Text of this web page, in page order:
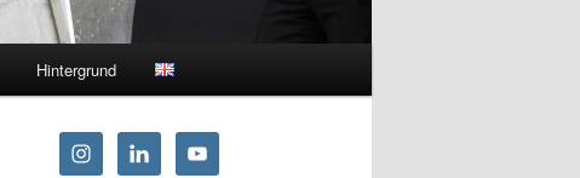
Hintergrund